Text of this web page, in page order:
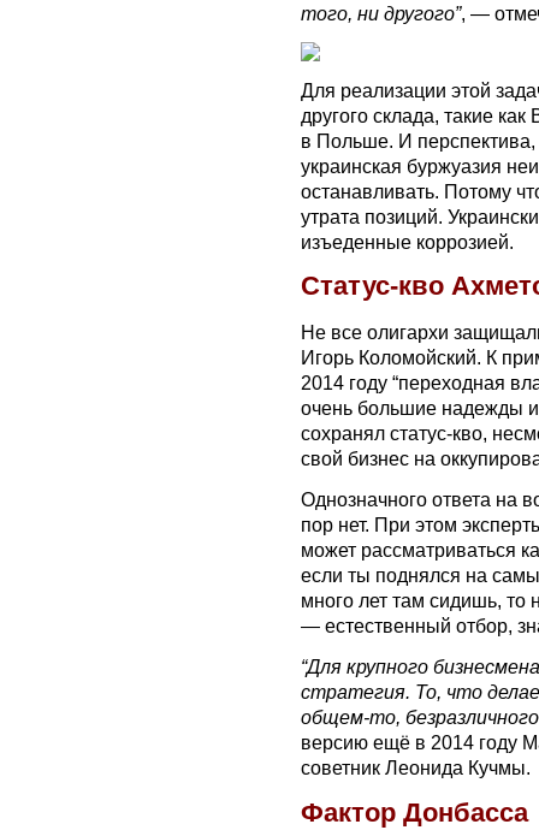
того, ни другого”, —
Для реализации этой
другого склада, такие
в Польше. И перспектива,
украинская буржуазия
останавливать. Потому
утрата позиций.
изъеденные коррозией.
Статус-кво
Не все олигархи
Игорь Коломойский. К
2014 году “переходная
очень большие надежды
сохранял статус-кво,
свой бизнес на
Однозначного ответа на
пор нет. При этом
может рассматриваться
если ты поднялся на
много лет там сидишь,
— естественный отбор,
“Для крупного
стратегия. То, что
общем-то, безразличного
версию ещё в 2014 году
советник Леонида Кучмы.
Фактор Донбасса